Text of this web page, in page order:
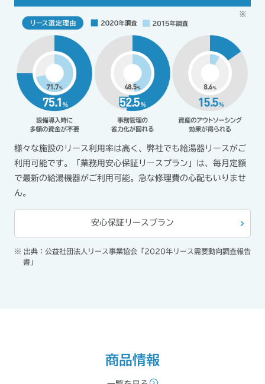
様々な施設のリース利用率は高く、弊社でも給湯器リースがご
利用可能です。「業務用安心保証リースプラン」は、毎月定額
で最新の給湯機器がご利用可能。急な修理費の心配もいりませ
ん。
安心保証リースプラン
※ 出典：公益社団法人リース事業協会「2020年リース需要動向調査報告
書」
商品情報